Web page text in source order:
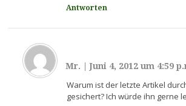
Antworten
Mr. |Juni 4, 2012 um 4:59
Warum ist der letzte Artikel
gesichert? Ich würde ihn gerne